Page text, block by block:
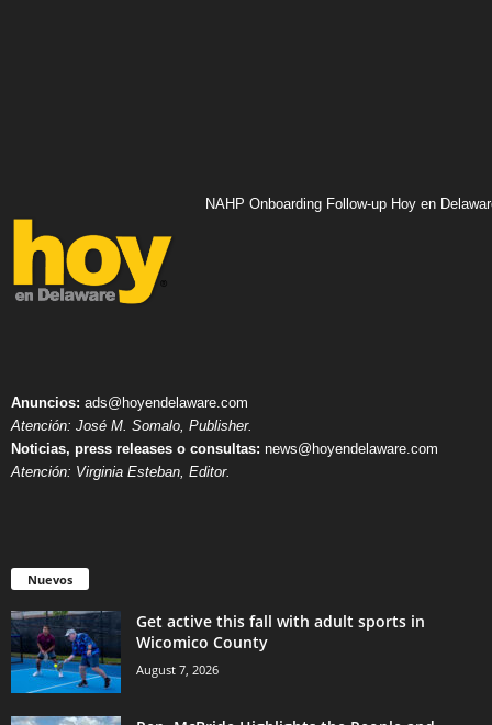
NAHP Onboarding Follow-up Hoy en
Anuncios: ads@hoyendelaware.com
Atención: José M. Somalo, Publisher.
Noticias, press releases o consultas: news@hoyendelaware.com
Atención: Virginia Esteban, Editor.
Nuevos
Get active this fall with adult sports in
Wicomico County
August 7, 2026